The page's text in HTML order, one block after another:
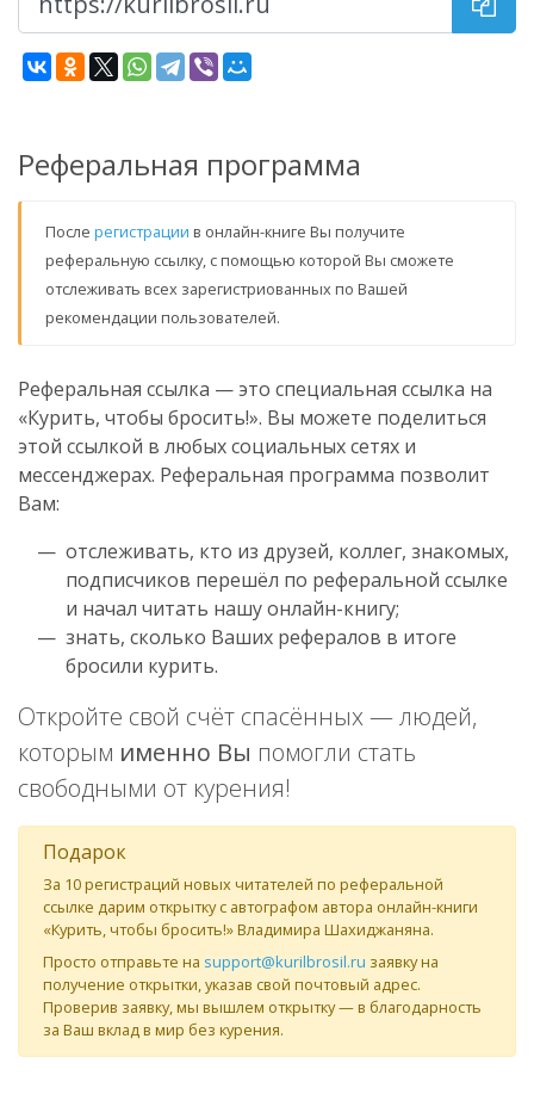
Реферальная программа
После регистрации в онлайн-книге Вы получите
реферальную ссылку, с помощью которой Вы сможете
отслеживать всех зарегистриованных по Вашей
рекомендации пользователей.
Реферальная ссылка — это специальная ссылка на
«Курить, чтобы бросить!». Вы можете поделиться
этой ссылкой в любых социальных сетях и
мессенджерах. Реферальная программа позволит
Вам:
отслеживать, кто из друзей, коллег, знакомых,
подписчиков перешëл по реферальной ссылке
и начал читать нашу онлайн-книгу;
знать, сколько Ваших рефералов в итоге
бросили курить.
Откройте свой счëт спасëнных — людей,
которым именно Вы помогли стать
свободными от курения!
Подарок
За 10 регистраций новых читателей по реферальной
ссылке дарим открытку с автографом автора онлайн-книги
«Курить, чтобы бросить!» Владимира Шахиджаняна.
Просто отправьте на support@kurilbrosil.ru заявку на
получение открытки, указав свой почтовый адрес.
Проверив заявку, мы вышлем открытку — в благодарность
за Ваш вклад в мир без курения.